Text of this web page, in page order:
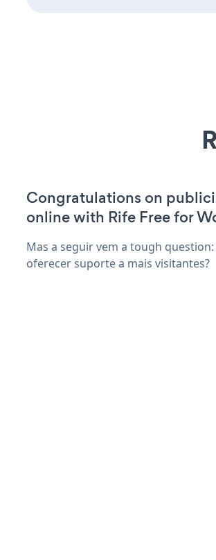
Congratulations on
online with Rife Free for
Mas a seguir vem a tough
oferecer suporte a mais visitantes?